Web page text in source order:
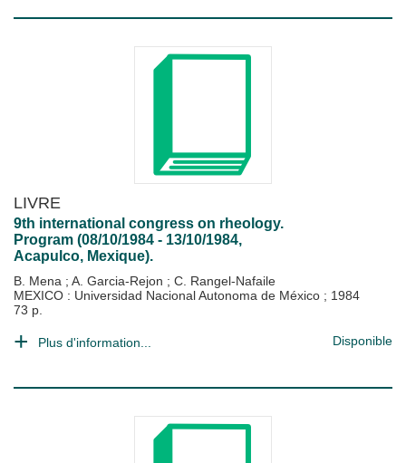
LIVRE
9th international congress on rheology.
Program (08/10/1984 - 13/10/1984,
Acapulco, Mexique).
B. Mena ; A. Garcia-Rejon ; C. Rangel-Nafaile
MEXICO : Universidad Nacional Autonoma de México ; 1984
73 p.
Plus d'information... Disponible